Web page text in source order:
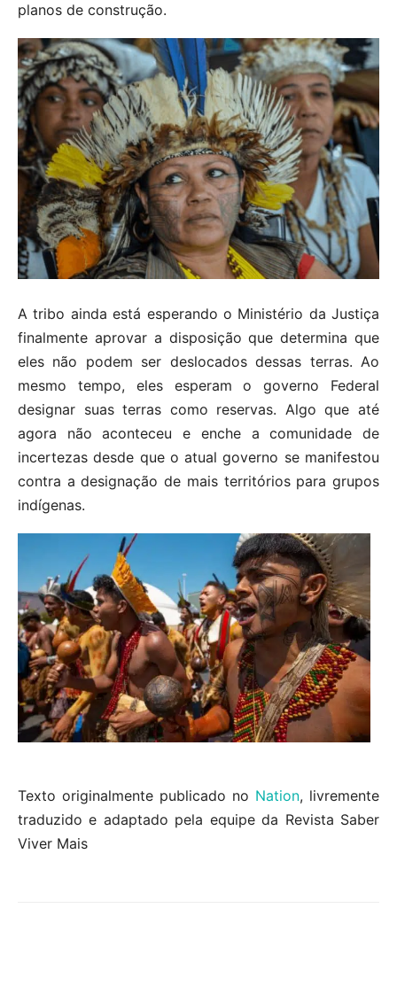
planos de construção.
A tribo ainda está esperando o Ministério da Justiça
finalmente aprovar a disposição que determina que
eles não podem ser deslocados dessas terras. Ao
mesmo tempo, eles esperam o governo Federal
designar suas terras como reservas. Algo que até
agora não aconteceu e enche a comunidade de
incertezas desde que o atual governo se manifestou
contra a designação de mais territórios para grupos
indígenas.
Texto originalmente publicado no Nation, livremente
traduzido e adaptado pela equipe da Revista Saber
Viver Mais